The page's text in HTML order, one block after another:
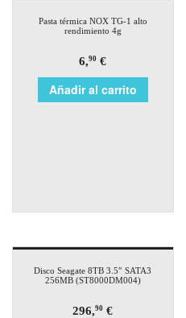
Pasta térmica NOX TG-1 alto
rendimiento 4g
6,90 €
Añadir al carrito
Disco Seagate 8TB 3.5″ SATA3
256MB (ST8000DM004)
296,90 €